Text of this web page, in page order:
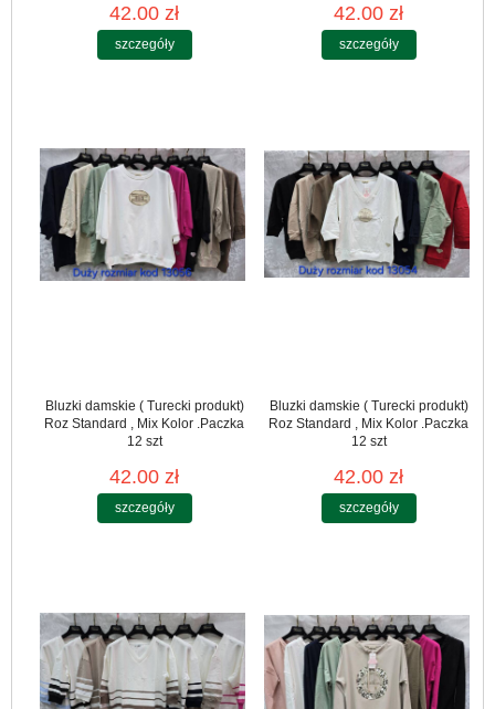
42.00 zł
szczegóły
42.00 zł
szczegóły
Bluzki damskie ( Turecki produkt)
Roz Standard , Mix Kolor .Paczka
12 szt
42.00 zł
szczegóły
Bluzki damskie ( Turecki produkt)
Roz Standard , Mix Kolor .Paczka
12 szt
42.00 zł
szczegóły